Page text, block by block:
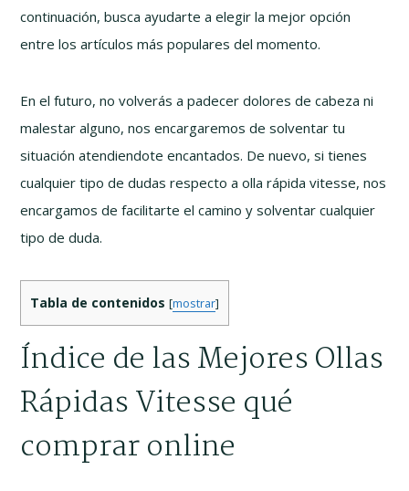
continuación, busca ayudarte a elegir la mejor opción
entre los artículos más populares del momento.
En el futuro, no volverás a padecer dolores de cabeza ni
malestar alguno, nos encargaremos de solventar tu
situación atendiendote encantados. De nuevo, si tienes
cualquier tipo de dudas respecto a olla rápida vitesse, nos
encargamos de facilitarte el camino y solventar cualquier
tipo de duda.
Tabla de contenidos [mostrar]
Índice de las Mejores Ollas
Rápidas Vitesse qué
comprar online